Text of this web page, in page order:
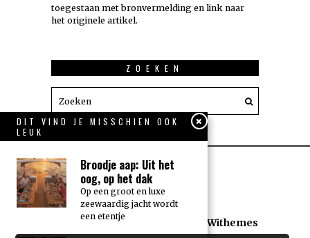
toegestaan met bronvermelding en link naar
het originele artikel.
ZOEKEN
All rights reserved. Designed by Withemes
DIT VIND JE MISSCHIEN OOK
LEUK
Broodje aap: Uit het
oog, op het dak
Op een groot en luxe
zeewaardig jacht wordt
een etentje